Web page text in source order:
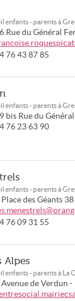
enfants - parents à
Rue du Général
76 43 87 85
enfants - parents à
bis Rue du
76 23 63 90
enfants - parents à
Place des Géants
76 09 31 55
Alpes
enfants - parents à La
Avenue de Verdun -